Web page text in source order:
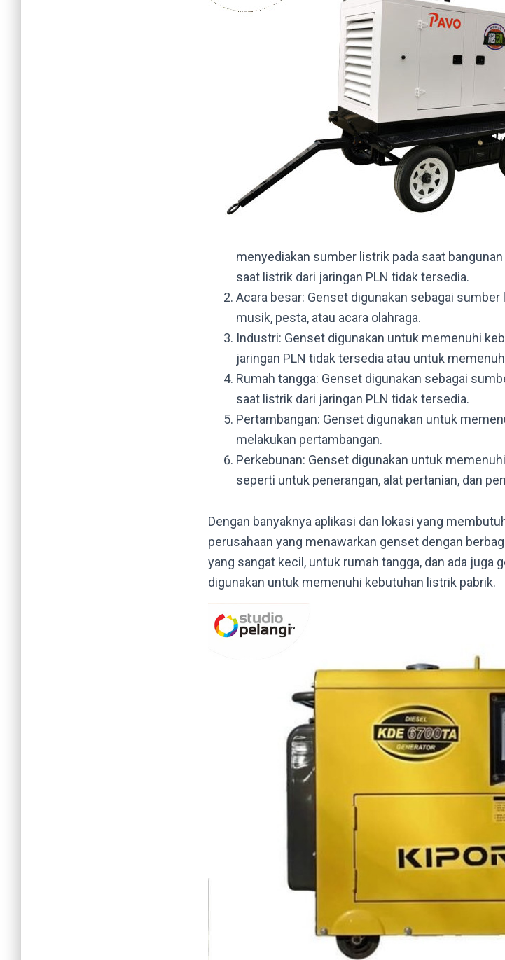
menyediakan sumber listrik pada saat
saat listrik dari jaringan PLN tidak tersedia.
Acara besar: Genset digunakan sebagai
musik, pesta, atau acara olahraga.
Industri: Genset digunakan untuk memenuhi
jaringan PLN tidak tersedia atau untuk
Rumah tangga: Genset digunakan sebagai
saat listrik dari jaringan PLN tidak tersedia.
Pertambangan: Genset digunakan untuk
melakukan pertambangan.
Perkebunan: Genset digunakan untuk
seperti untuk penerangan, alat pertanian, dan
Dengan banyaknya aplikasi dan lokasi yang
perusahaan yang menawarkan genset dengan
yang sangat kecil, untuk rumah tangga, dan ada
digunakan untuk memenuhi kebutuhan listrik pabrik.